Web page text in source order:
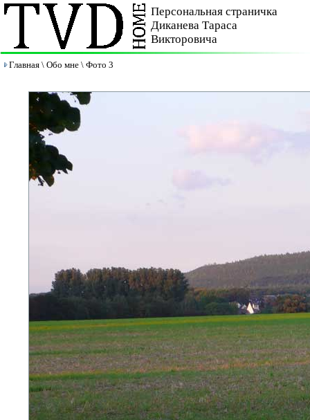
Персональная страничка
Диканева Тараса
Викторовича
Главная \ Обо мне \ Фото 3